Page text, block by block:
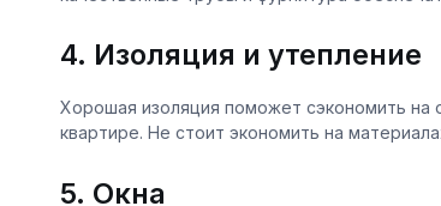
4. Изоляция и утепление
Хорошая изоляция поможет сэкономить на
квартире. Не стоит экономить на
5. Окна